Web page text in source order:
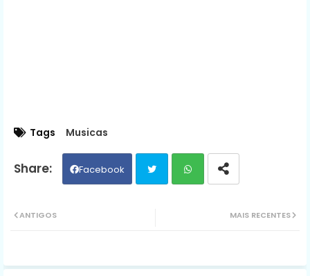
Tags Musicas
Facebook
ap
MAIS RECENTES
ANTIGOS